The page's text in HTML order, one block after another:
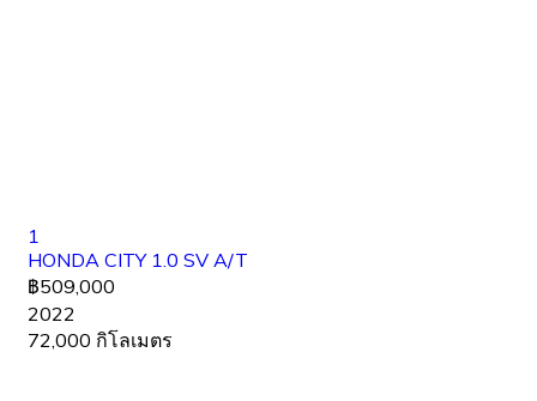
1
HONDA CITY 1.0 SV A/T
฿509,000
2022
72,000 กิโลเมตร